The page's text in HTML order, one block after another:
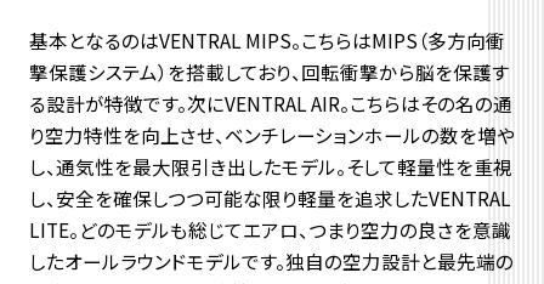
基本となるのはVENTRAL MIPS。こちらはMIPS（多方向衝
撃保護システム）を搭載しており、回転衝撃から脳を保護す
る設計が特徴です。次にVENTRAL AIR。こちらはその名の通
り空力特性を向上させ、ベンチレーションホールの数を増や
し、通気性を最大限引き出したモデル。そして軽量性を重視
し、安全を確保しつつ可能な限り軽量を追求したVENTRAL
LITE。どのモデルも総じてエアロ、つまり空力の良さを意識
したオールラウンドモデルです。独自の空力設計と最先端の